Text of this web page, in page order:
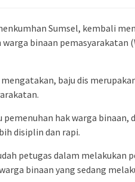
Sumsel, kembali
binaan pemasyarakatan
baju dis
pemenuhan hak warga binaan,
disiplin dan rapi.
petugas dalam melakukan
binaan yang sedang